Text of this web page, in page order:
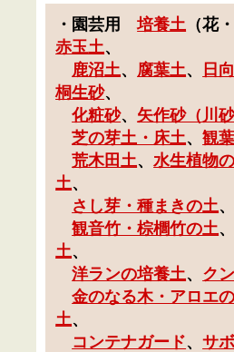
・園芸用培養土 （花
赤玉土、
鹿沼土、 腐葉土、 日
桐生砂、
化粧砂、 矢作砂（川砂
芝の芽土・床土、観
荒木田土、 水生植物
土、
さし芽・種まきの土
観音竹・棕櫚竹の土、
土、
洋ランの培養土、 ク
金のなる木・アロエ
土、
コンテナガード、サ